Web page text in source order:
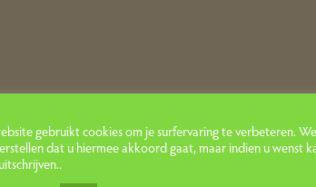
gebruikt cookies om je surfervaring te verbeteren. We
dat u hiermee akkoord gaat, maar indien u wenst